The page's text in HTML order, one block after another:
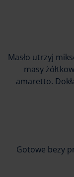
Masło utrzyj
masy
amaretto.
Gotowe bezy